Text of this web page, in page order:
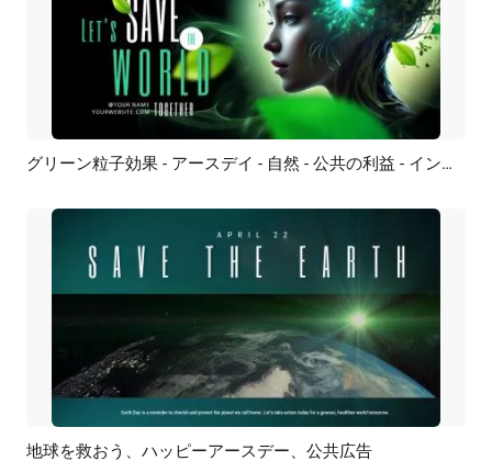
プレビュー AI再生成 グリーン粒子効果 - アースデイ - 自然 - 公共の利益 - イントロ
プレビュー AI再生成
地球を救おう、ハッピーアースデー、公共広告